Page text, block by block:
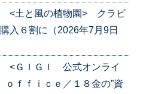
<土と風の植物園> クラビ
入６割に（2026年7月9日
<ＧＩＧＩ 公式オンライ
ｆｆｉｃｅ／１８金の”資